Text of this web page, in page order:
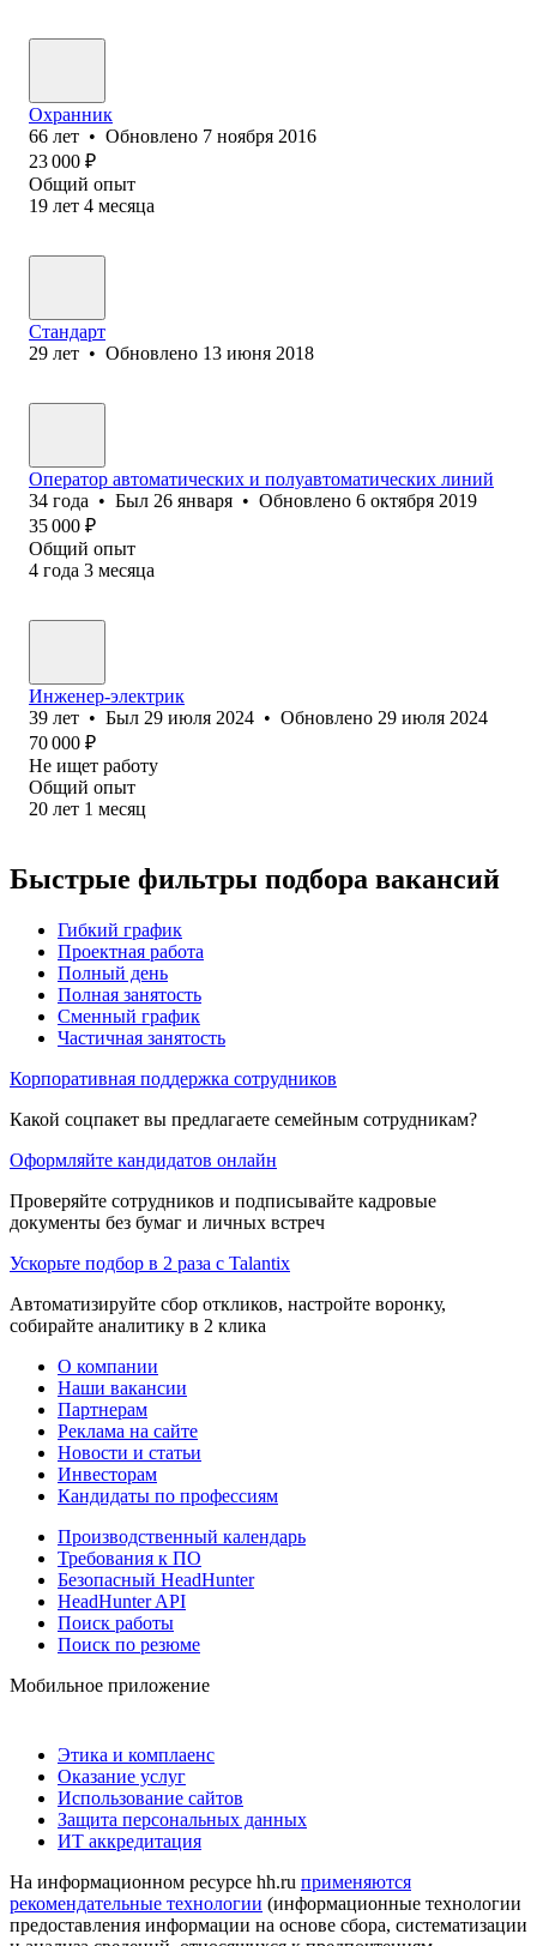
Охранник
66 лет • Обновлено 7 ноября 2016
23 000 ₽
Общий опыт
19 лет 4 месяца
Стандарт
29 лет • Обновлено 13 июня 2018
Оператор автоматических и полуавтоматических линий
34 года • Был 26 января • Обновлено 6 октября 2019
35 000 ₽
Общий опыт
4 года 3 месяца
Инженер-электрик
39 лет • Был 29 июля 2024 • Обновлено 29 июля 2024
70 000 ₽
Не ищет работу
Общий опыт
20 лет 1 месяц
Быстрые фильтры подбора вакансий
Гибкий график
Проектная работа
Полный день
Полная занятость
Сменный график
Частичная занятость
Корпоративная поддержка сотрудников
Какой соцпакет вы предлагаете семейным сотрудникам?
Оформляйте кандидатов онлайн
Проверяйте сотрудников и подписывайте кадровые
документы без бумаг и личных встреч
Ускорьте подбор в 2 раза с Talantix
Автоматизируйте сбор откликов, настройте воронку,
собирайте аналитику в 2 клика
О компании
Наши вакансии
Партнерам
Реклама на сайте
Новости и статьи
Инвесторам
Кандидаты по профессиям
Производственный календарь
Требования к ПО
Безопасный HeadHunter
HeadHunter API
Поиск работы
Поиск по резюме
Мобильное приложение
Этика и комплаенс
Оказание услуг
Использование сайтов
Защита персональных данных
ИТ аккредитация
На информационном ресурсе hh.ru применяются
рекомендательные технологии (информационные технологии
предоставления информации на основе сбора, систематизации